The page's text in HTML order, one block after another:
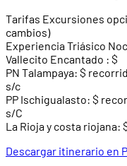
Tarifas Excursiones
cambios)
Experiencia Triásico
Vallecito Encantado : $
PN Talampaya: $
s/c
PP Ischigualasto: $
s/C
La Rioja y costa riojana:
Descargar itinerario en